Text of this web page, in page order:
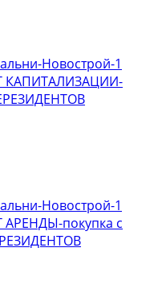
Новострой-1
КАПИТАЛИЗАЦИИ-
Новострой-1
АРЕНДЫ-покупка с